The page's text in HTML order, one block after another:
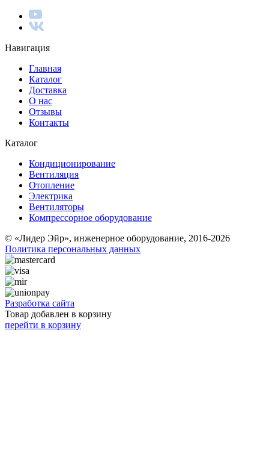
Навигация
Главная
Каталог
Доставка
О нас
Отзывы
Контакты
Каталог
Кондиционирование
Вентиляция
Отопление
Электрика
Вентиляторы
Компрессорное оборудование
© «Лидер Эйр», инженерное оборудование, 2016-2026
Политика персональных данных
Разработка сайта
Товар добавлен в корзину
перейти в корзину